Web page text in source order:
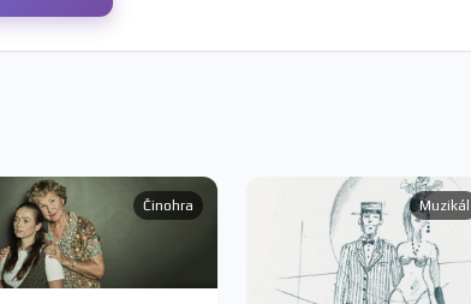
Činohra Muzikál